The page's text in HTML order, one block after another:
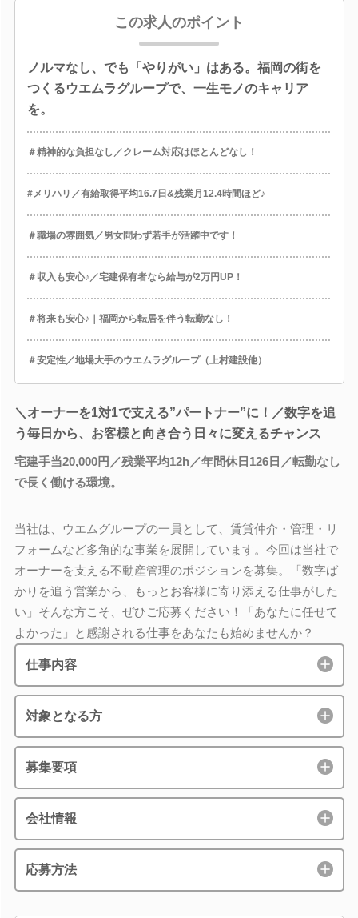
この求人のポイント
ノルマなし、でも「やりがい」はある。福岡の街を
つくるウエムラグループで、一生モノのキャリア
を。
＃精神的な負担なし／クレーム対応はほとんどなし！
#メリハリ／有給取得平均16.7日&残業月12.4時間ほど♪
＃職場の雰囲気／男女問わず若手が活躍中です！
＃収入も安心♪／宅建保有者なら給与が2万円UP！
＃将来も安心♪｜福岡から転居を伴う転勤なし！
＃安定性／地場大手のウエムラグループ（上村建設他）
＼オーナーを1対1で支える”パートナー”に！／数字を追
う毎日から、お客様と向き合う日々に変えるチャンス
宅建手当20,000円／残業平均12h／年間休日126日／転勤なし
で長く働ける環境。
当社は、ウエムグループの一員として、賃貸仲介・管理・リ
フォームなど多角的な事業を展開しています。今回は当社で
オーナーを支える不動産管理のポジションを募集。「数字ば
かりを追う営業から、もっとお客様に寄り添える仕事がした
い」そんな方こそ、ぜひご応募ください！「あなたに任せて
よかった」と感謝される仕事をあなたも始めませんか？
仕事内容
対象となる方
募集要項
会社情報
応募方法